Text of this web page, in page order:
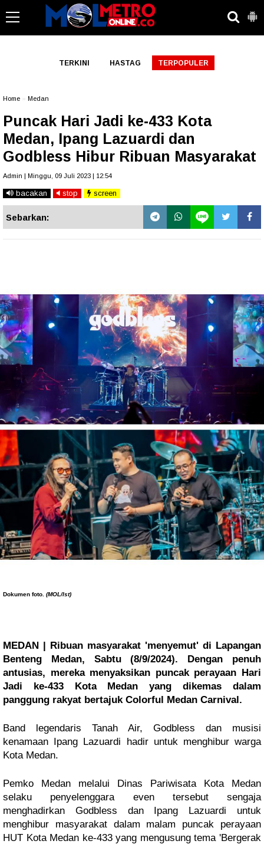
TERKINI HASTAG TERPOPULER
Home Medan
Puncak Hari Jadi ke-433 Kota
Medan, Ipang Lazuardi dan
Godbless Hibur Ribuan Masyarakat
Admin | Minggu, 09 Juli 2023 | 12:54
bacakan stop screen
Sebarkan:
Dokumen foto. (MOL/Ist)
MEDAN | Ribuan masyarakat 'menyemut' di Lapangan
Benteng Medan, Sabtu (8/9/2024). Dengan penuh
antusias, mereka menyaksikan puncak perayaan Hari
Jadi ke-433 Kota Medan yang dikemas dalam
panggung rakyat bertajuk Colorful Medan Carnival.
Band legendaris Tanah Air, Godbless dan musisi
kenamaan Ipang Lazuardi hadir untuk menghibur warga
Kota Medan.
Pemko Medan melalui Dinas Pariwisata Kota Medan
selaku penyelenggara even tersebut sengaja
menghadirkan Godbless dan Ipang Lazuardi untuk
menghibur masyarakat dalam malam puncak perayaan
HUT Kota Medan ke-433 yang mengusung tema 'Bergerak